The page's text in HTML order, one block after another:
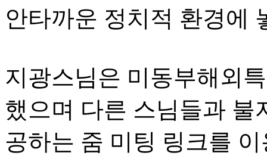
안타까운 정치적 환경에
지광스님은 미동부해외
했으며 다른 스님들과 불
공하는 줌 미팅 링크를